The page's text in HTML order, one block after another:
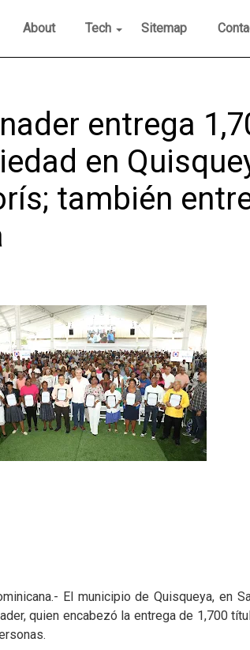
About Tech Sitemap
entrega
en
también
El municipio de Quisqueya, en
quien encabezó la entrega de 1,700